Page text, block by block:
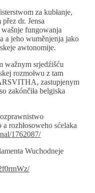
za kubłanje,
dr. Jensa
fungowanja
a jeho wuměnjenja jako
awtonomije.
wažnym srjedźišću
rozmołwu z tam
zastupjenym
zakónčiła belgiska
rozhłosoweho sćelaka
1762087/
Wuchodneje